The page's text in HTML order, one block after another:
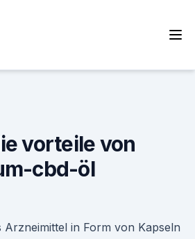
vorteile von
cbd-öl
Arzneimittel in Form von Kapseln